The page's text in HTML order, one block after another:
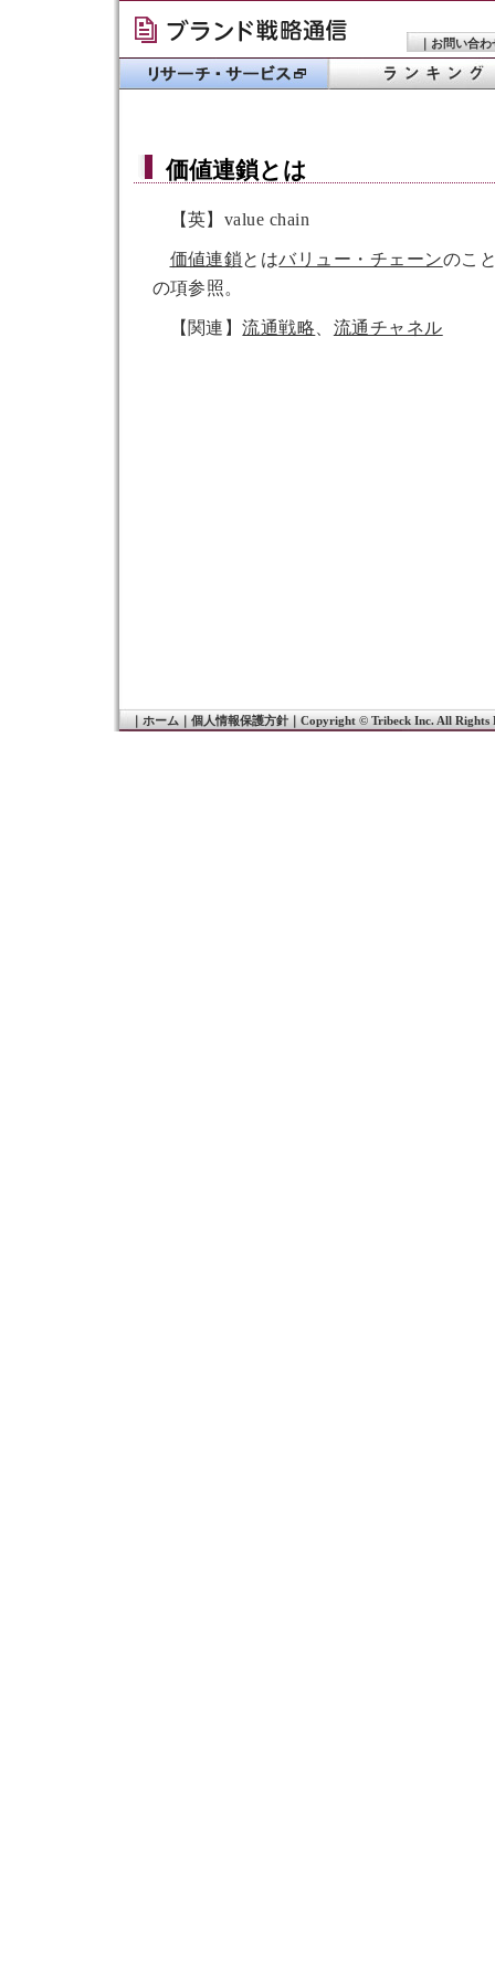
｜ お問い合わ
価値連鎖とは
【英】value chain
価値連鎖とはバリュー・チェーンのこ
の項参照。
【関連】流通戦略 流通チャネル
ホーム｜ 個人情報保護方針｜ Copyright © Tribeck Inc. All Rights